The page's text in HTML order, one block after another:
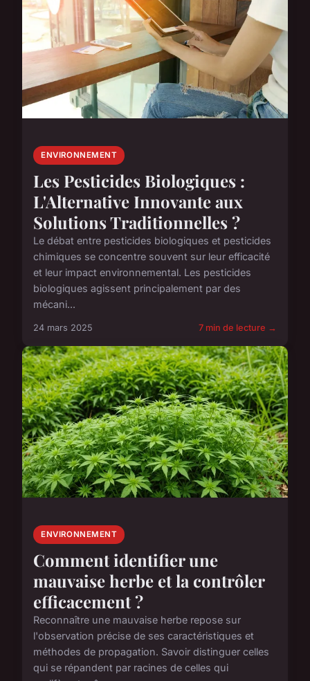
ENVIRONNEMENT
Les Pesticides Biologiques :
L'Alternative Innovante aux
Solutions Traditionnelles ?
Le débat entre pesticides biologiques et pesticides
chimiques se concentre souvent sur leur efficacité
et leur impact environnemental. Les pesticides
biologiques agissent principalement par des
mécani...
24 mars 2025 7 min de lecture →
ENVIRONNEMENT
Comment identifier une
mauvaise herbe et la contrôler
efficacement ?
Reconnaître une mauvaise herbe repose sur
l'observation précise de ses caractéristiques et
méthodes de propagation. Savoir distinguer celles
qui se répandent par racines de celles qui